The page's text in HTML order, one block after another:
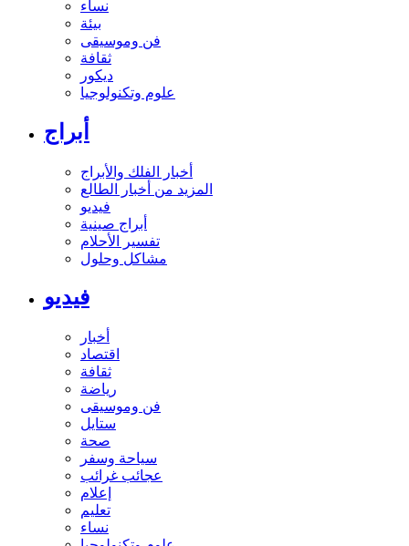
نساء
بيئة
فن وموسيقى
ثقافة
ديكور
علوم وتكنولوجيا
أبراج
أخبار الفلك والأبراج
المزيد من أخبار الطالع
فيديو
أبراج صينية
تفسير الأحلام
مشاكل وحلول
فيديو
أخبار
اقتصاد
ثقافة
رياضة
فن وموسيقى
ستايل
صحة
سياحة وسفر
عجائب غرائب
إعلام
تعليم
نساء